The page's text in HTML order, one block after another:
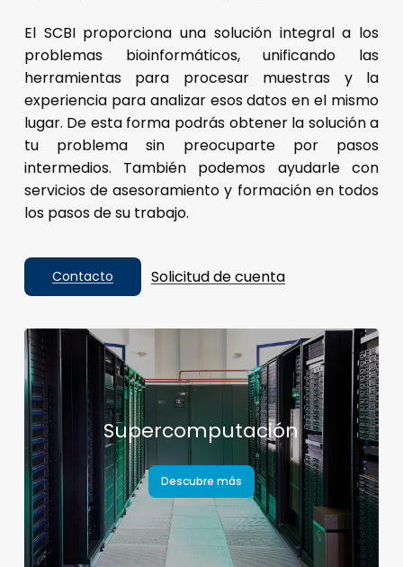
El SCBI proporciona una solución integral a los
problemas bioinformáticos, unificando las
herramientas para procesar muestras y la
experiencia para analizar esos datos en el mismo
lugar. De esta forma podrás obtener la solución a
tu problema sin preocuparte por pasos
intermedios. También podemos ayudarle con
servicios de asesoramiento y formación en todos
los pasos de su trabajo.
Contacto Solicitud de cuenta
Supercomputación
Descubre más